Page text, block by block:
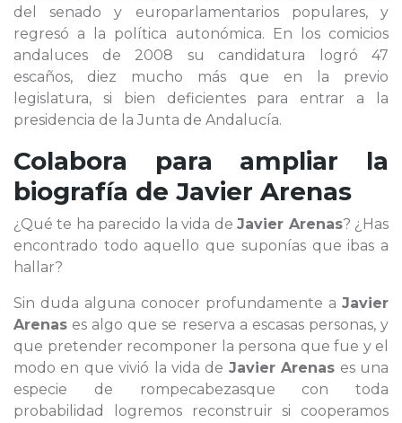
del senado y europarlamentarios populares, y
regresó a la política autonómica. En los comicios
andaluces de 2008 su candidatura logró 47
escaños, diez mucho más que en la previo
legislatura, si bien deficientes para entrar a la
presidencia de la Junta de Andalucía.
Colabora para ampliar la
biografía de Javier Arenas
¿Qué te ha parecido la vida deJavier Arenas? ¿Has
encontrado todo aquello que suponías que ibas a
hallar?
Sin duda alguna conocer profundamente a Javier
Arenas es algo que se reserva a escasas personas, y
que pretender recomponer la persona que fue y el
modo en que vivió la vida de Javier Arenas es una
especie de rompecabezasque con toda
probabilidad logremos reconstruir si cooperamos